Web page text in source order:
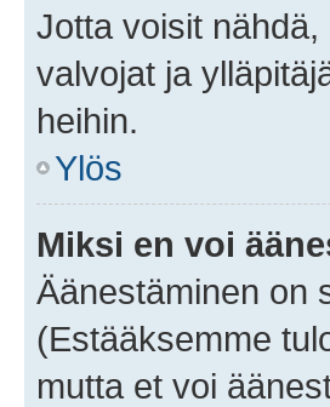
Jotta voisit
valvojat ja
heihin.
Ylös
Miksi en voi
Äänestäminen on
(Estääksemme
mutta et voi